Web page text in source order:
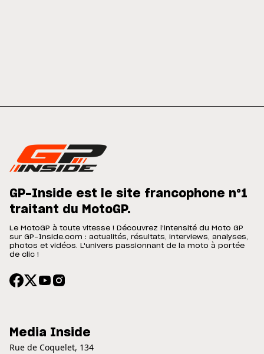
GP-Inside est le site francophone n°1
traitant du MotoGP.
Le MotoGP à toute vitesse ! Découvrez l'intensité du Moto GP
sur GP-Inside.com : actualités, résultats, interviews, analyses,
photos et vidéos. L'univers passionnant de la moto à portée
de clic !
Media Inside
Rue de Coquelet, 134